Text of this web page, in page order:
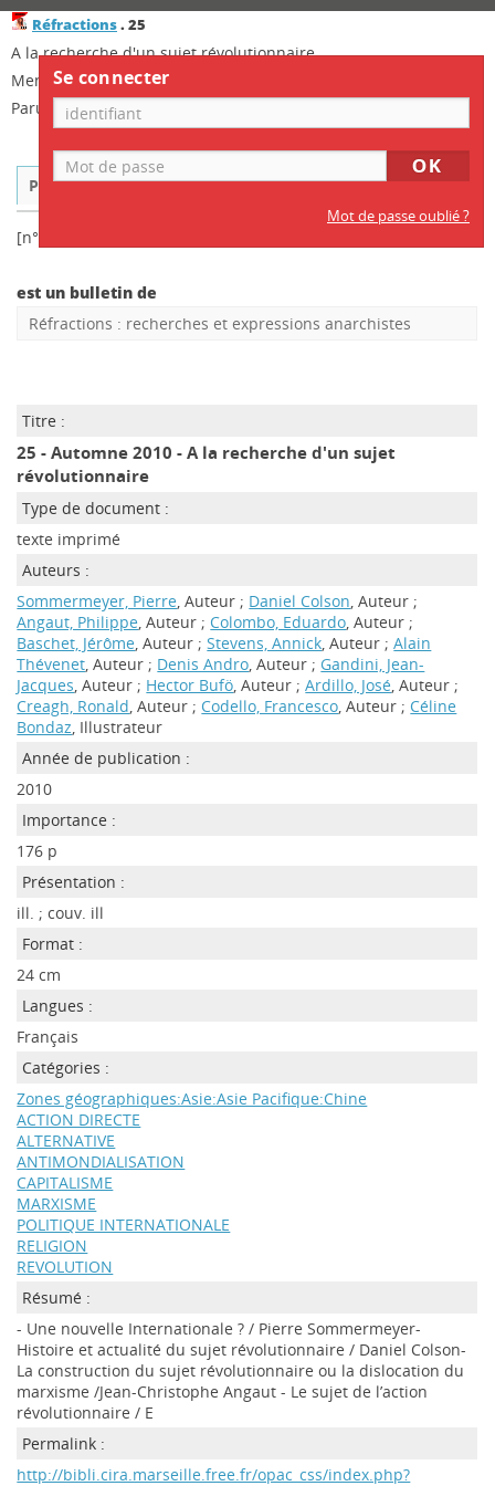
Réfractions.25
A la recherche d'un sujet révolutionnaire
Mention de date : Automne 2010
Paru le : 23/09/2010
Public ISBD
[n° ou bulletin]
est un bulletin de
Réfractions : recherches et expressions anarchistes
Titre :
25 - Automne 2010 - A la recherche d'un sujet
révolutionnaire
Type de document :
texte imprimé
Auteurs :
Sommermeyer, Pierre, Auteur ; Daniel Colson, Auteur ;
Angaut, Philippe, Auteur ; Colombo, Eduardo, Auteur ;
Baschet, Jérôme, Auteur ;Stevens, Annick, Auteur ;Alain
Thévenet, Auteur ; Denis Andro, Auteur ; Gandini, Jean-
Jacques, Auteur ; Hector Bufö, Auteur ;Ardillo, José, Auteur ;
Creagh, Ronald, Auteur ; Codello, Francesco, Auteur ; Céline
Bondaz, Illustrateur
Année de publication :
2010
Importance :
176 p
Présentation :
ill. ; couv. ill
Format :
24 cm
Langues :
Français
Catégories :
Zones géographiques:Asie:Asie Pacifique:Chine
ACTION DIRECTE
ALTERNATIVE
ANTIMONDIALISATION
CAPITALISME
MARXISME
POLITIQUE INTERNATIONALE
RELIGION
REVOLUTION
Résumé :
- Une nouvelle Internationale ? / Pierre Sommermeyer-
Histoire et actualité du sujet révolutionnaire / Daniel Colson-
La construction du sujet révolutionnaire ou la dislocation du
marxisme /Jean-Christophe Angaut - Le sujet de l’action
révolutionnaire / E
Permalink :
http://bibli.cira.marseille.free.fr/opac_css/index.php?
Se connecter
Mot de passe oublié ?